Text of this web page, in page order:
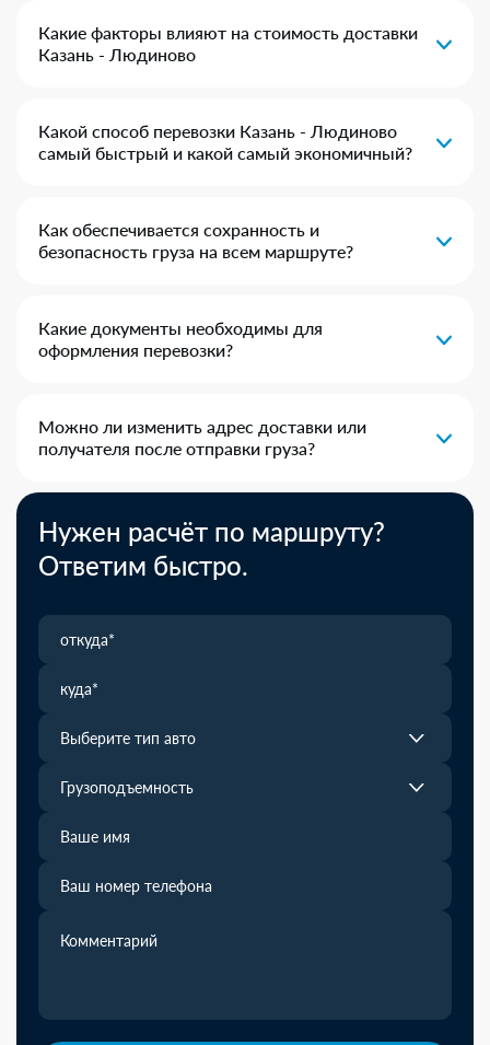
Какие факторы влияют на стоимость доставки
Казань - Людиново
Какой способ перевозки Казань - Людиново
самый быстрый и какой самый экономичный?
Как обеспечивается сохранность и
безопасность груза на всем маршруте?
Какие документы необходимы для
оформления перевозки?
Можно ли изменить адрес доставки или
получателя после отправки груза?
Нужен расчёт по маршруту?
Ответим быстро.
Выберите тип авто
Грузоподъемность